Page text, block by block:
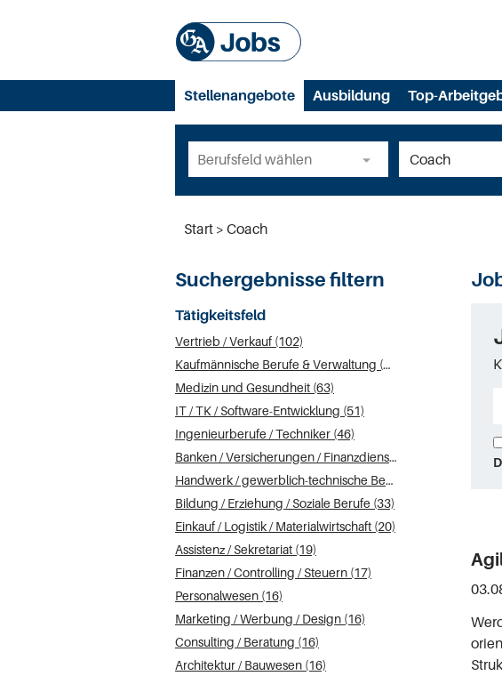
Stellenangebote Ausbildung Top-
Start Coach
Suchergebnisse filtern
Tätigkeitsfeld
Vertrieb / Verkauf (102)
Kaufmännische Berufe & Verwaltung (79)
Medizin und Gesundheit (63)
IT / TK / Software-Entwicklung (51)
Ingenieurberufe / Techniker (46)
Banken / Versicherungen / Finanzdienstleister (42)
Handwerk / gewerblich-technische Berufe (34)
Bildung / Erziehung / Soziale Berufe (33)
Einkauf / Logistik / Materialwirtschaft (20)
Assistenz / Sekretariat (19)
Finanzen / Controlling / Steuern (17)
Personalwesen (16)
Marketing / Werbung / Design (16)
Consulting / Beratung (16)
Architektur / Bauwesen (16)